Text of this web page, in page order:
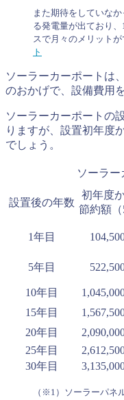
また期待をしていな
る発電量が出ており
スで月々のメリット
ト
ソーラーカーポートは
のおかげで、設備費用
ソーラーカーポートの
りますが、設置初年度
でしょう。
ソーラ
設置後の年数
初年度
節約額（
1年目
5年目
10年目
15年目
20年目
25年目
30年目
（※1）ソーラーパネ